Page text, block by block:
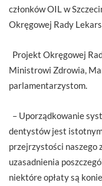
członków OIL w
Okręgowej Rady
Projekt Okręgowej
Ministrowi Zdrowia,
parlamentarzystom.
– Uporządkowanie
dentystów jest
przejrzystości naszego
uzasadnienia
niektóre opłaty są